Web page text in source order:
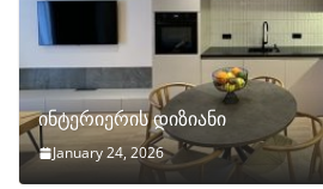
ინტერიერის დიზიანი
January 24, 2026